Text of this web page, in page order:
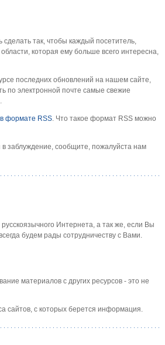
так, чтобы каждый посетитель,
которая ему больше всего интересна,
последних обновлений на нашем сайте,
по электронной почте самые свежие
формате RSS. Что такое формат RSS можно
в заблуждение, сообщите, пожалуйста нам
Интернета, а так же, если Вы
будем рады сотрудничеству с Вами.
материалов с других ресурсов - это не
сайтов, с которых берется информация.